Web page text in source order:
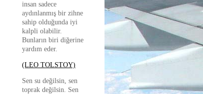
insan sadece
aydınlanmış bir zihne
sahip olduğunda iyi
kalpli olabilir.
Bunların biri diğerine
yardım eder.
(LEO TOLSTOY)
Sen su değilsin, sen
toprak değilsin. Sen